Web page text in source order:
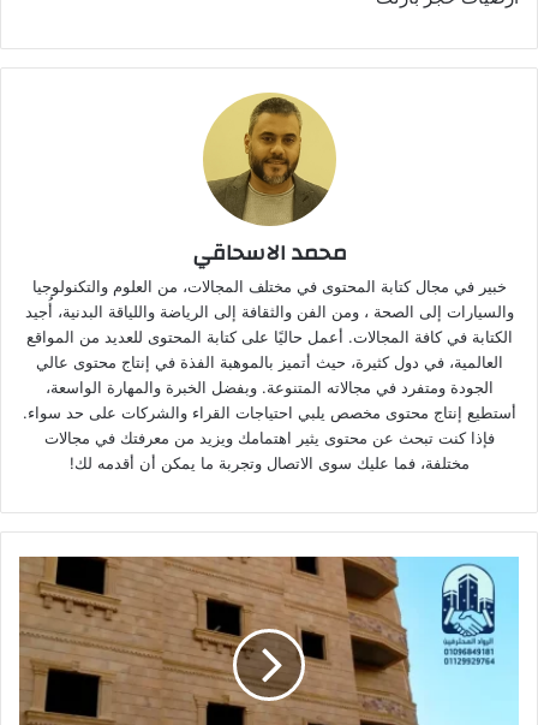
محمد الاسحاقي
خبير في مجال كتابة المحتوى في مختلف المجالات، من العلوم والتكنولوجيا
والسيارات إلى الصحة ، ومن الفن والثقافة إلى الرياضة واللياقة البدنية، أُجيد
الكتابة في كافة المجالات. أعمل حاليًا على كتابة المحتوى للعديد من المواقع
العالمية، في دول كثيرة، حيث أتميز بالموهبة الفذة في إنتاج محتوى عالي
الجودة ومتفرد في مجالاته المتنوعة. وبفضل الخبرة والمهارة الواسعة،
أستطيع إنتاج محتوى مخصص يلبي احتياجات القراء والشركات على حد سواء.
فإذا كنت تبحث عن محتوى يثير اهتمامك ويزيد من معرفتك في مجالات
مختلفة، فما عليك سوى الاتصال وتجربة ما يمكن أن أقدمه لك!